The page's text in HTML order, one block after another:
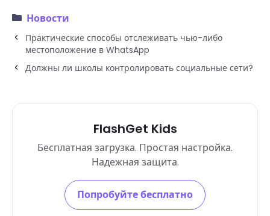
Новости
Практические способы отслеживать чью-либо
местоположение в WhatsApp
Должны ли школы контролировать социальные сети?
FlashGet Kids
Бесплатная загрузка. Простая настройка.
Надежная защита.
Попробуйте бесплатно